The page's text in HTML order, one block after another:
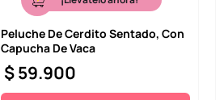
Peluche De Cerdito Sentado, Con
Capucha De Vaca
$59.900